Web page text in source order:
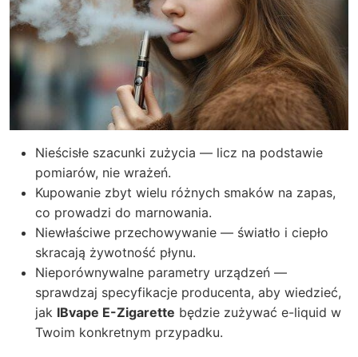
Nieścisłe szacunki zużycia — licz na podstawie
pomiarów, nie wrażeń.
Kupowanie zbyt wielu różnych smaków na zapas,
co prowadzi do marnowania.
Niewłaściwe przechowywanie — światło i ciepło
skracają żywotność płynu.
Nieporównywalne parametry urządzeń —
sprawdzaj specyfikacje producenta, aby wiedzieć,
jak IBvape E-Zigarette będzie zużywać e-liquid w
Twoim konkretnym przypadku.